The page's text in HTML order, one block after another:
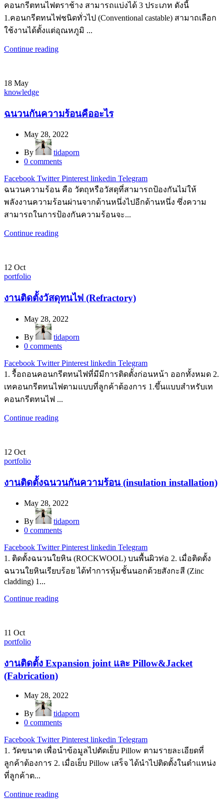
คอนกรีตทนไฟตราช้าง สามารถแบ่งได้ 3 ประเภท ดังนี้
1.คอนกรีตทนไฟชนิดทั่วไป (Conventional castable) สามาถเลือก
ใช้งานได้ตั้งแต่อุณหภูมิ ...
Continue reading
18 May
knowledge
ฉนวนกันความร้อนคืออะไร
May 28, 2022
By
tidaporn
0 comments
Facebook Twitter Pinterest linkedin Telegram
ฉนวนความร้อน คือ วัตถุหรือวัสดุที่สามารถป้องกันไม่ให้
พลังงานความร้อนผ่านจากด้านหนึ่งไปอีกด้านหนึ่ง ซึ่งความ
สามารถในการป้องกันความร้อนจะ...
Continue reading
12 Oct
portfolio
งานติดตั้งวัสดุทนไฟ (Refractory)
May 28, 2022
By
tidaporn
0 comments
Facebook Twitter Pinterest linkedin Telegram
1. รื้อถอนคอนกรีตทนไฟที่มีมีการติดตั้งก่อนหน้า ออกทั้งหมด 2.
เทคอนกรีตทนไฟตามแบบที่ลูกค้าต้องการ 1.ขึ้นแบบสำหรับเท
คอนกรีตทนไฟ ...
Continue reading
12 Oct
portfolio
งานติดตั้งฉนวนกันความร้อน (insulation installation)
May 28, 2022
By
tidaporn
0 comments
Facebook Twitter Pinterest linkedin Telegram
1. ติดตั้งฉนวนใยหิน (ROCKWOOL) บนพื้นผิวท่อ 2. เมื่อติดตั้ง
ฉนวนใยหินเรียบร้อย ได้ทำการหุ้มชั้นนอกด้วยสังกะสี (Zinc
cladding) 1...
Continue reading
11 Oct
portfolio
งานติดตั้ง Expansion joint และ Pillow&Jacket
(Fabrication)
May 28, 2022
By
tidaporn
0 comments
Facebook Twitter Pinterest linkedin Telegram
1. วัดขนาด เพื่อนำข้อมูลไปตัดเย็บ Pillow ตามรายละเอียดที่
ลูกค้าต้องการ 2. เมื่อเย็บ Pillow เสร็จ ได้นำไปติดตั้งในตำแหน่ง
ที่ลูกค้าต...
Continue reading